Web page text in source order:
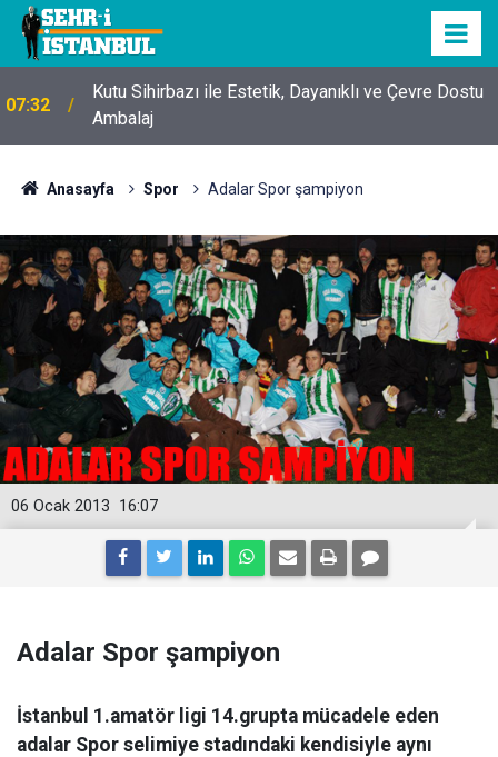
07:32
Kutu Sihirbazı ile Estetik, Dayanıklı ve Çevre Dostu
Ambalaj
Anasayfa Spor Adalar Spor şampiyon
16:07
06 Ocak 2013
Adalar Spor şampiyon
İstanbul 1.amatör ligi 14.grupta mücadele eden
adalar Spor selimiye stadındaki kendisiyle aynı